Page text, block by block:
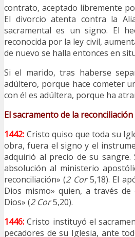
contrato, aceptado libremente
El divorcio atenta contra la
sacramental es un signo. El
reconocida por la ley civil,
de nuevo se halla entonces en
Si el marido, tras haberse
adúltero, porque hace cometer
con él es adúltera, porque ha
El sacramento de la reconciliación
1442: Cristo quiso que toda su
obra, fuera el signo y el
adquirió al precio de su
absolución al ministerio
reconciliación» (2 Cor5,18). El
Dios mismo» quien, a través
Dios» (2 Cor5,20).
1446: Cristo instituyó el
pecadores de su Iglesia, ante